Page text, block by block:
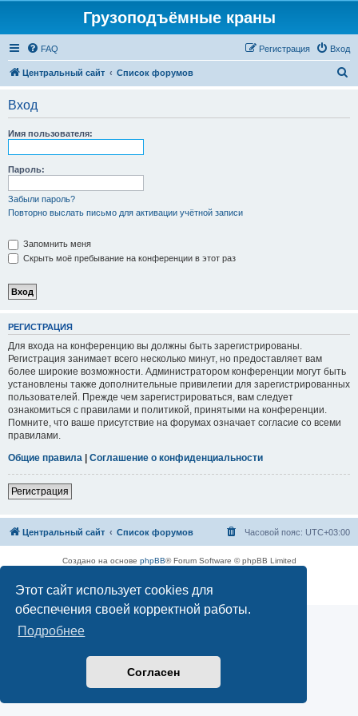
Этот сайт использует cookies для
обеспечения своей корректной работы.
Подробнее
Согласен
Грузоподъёмные краны
FAQ Вход
Регистрация
Центральный сайт Список форумов
Вход
Имя пользователя:
Пароль:
Забыли пароль?
Повторно выслать письмо для активации учётной записи
Запомнить меня
Скрыть моё пребывание на конференции в этот раз
РЕГИСТРАЦИЯ
Для входа на конференцию вы должны быть зарегистрированы.
Регистрация занимает всего несколько минут, но предоставляет вам
более широкие возможности. Администратором конференции могут быть
установлены также дополнительные привилегии для зарегистрированных
пользователей. Прежде чем зарегистрироваться, вам следует
ознакомиться с правилами и политикой, принятыми на конференции.
Помните, что ваше присутствие на форумах означает согласие со всеми
правилами.
Общие правила | Соглашение о конфиденциальности
Регистрация
Центральный сайт Список форумов Часовой пояс: UTC+03:00
Создано на основе phpBB® Forum Software © phpBB Limited
Конфиденциальность|Правила